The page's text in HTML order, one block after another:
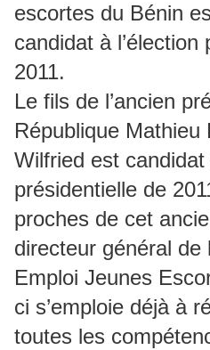
escortes du Bénin
candidat à l’élection
2011.
Le fils de l’ancien
République Mathieu
Wilfried est candidat
présidentielle de
proches de cet
directeur général de
Emploi Jeunes
ci s’emploie déjà à
toutes les